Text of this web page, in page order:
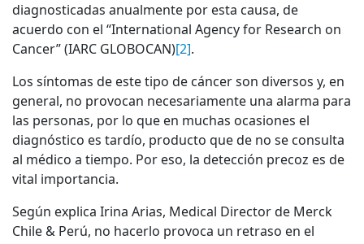
diagnosticadas anualmente por esta causa, de
acuerdo con el “International Agency for Research on
Cancer” (IARC GLOBOCAN)[2].
Los síntomas de este tipo de cáncer son diversos y, en
general, no provocan necesariamente una alarma para
las personas, por lo que en muchas ocasiones el
diagnóstico es tardío, producto que de no se consulta
al médico a tiempo. Por eso, la detección precoz es de
vital importancia.
Según explica Irina Arias, Medical Director de Merck
Chile & Perú, no hacerlo provoca un retraso en el